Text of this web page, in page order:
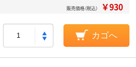
販売価格（税込） ￥930
カゴへ